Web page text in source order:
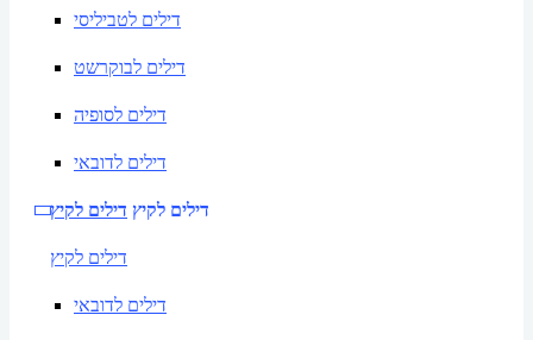
דילים לטביליסי
דילים לבוקרשט
דילים לסופיה
דילים לדובאי
דילים לקיץ דילים לקיץ
דילים לקיץ
דילים לדובאי